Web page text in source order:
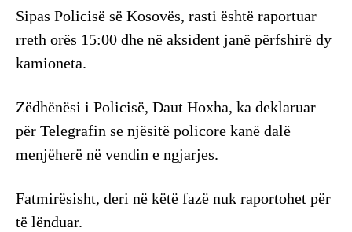
Sipas Policisë së Kosovës, rasti është raportuar
rreth orës 15:00 dhe në aksident janë përfshirë dy
kamioneta.
Zëdhënësi i Policisë, Daut Hoxha, ka deklaruar
për Telegrafin se njësitë policore kanë dalë
menjëherë në vendin e ngjarjes.
Fatmirësisht, deri në këtë fazë nuk raportohet për
të lënduar.